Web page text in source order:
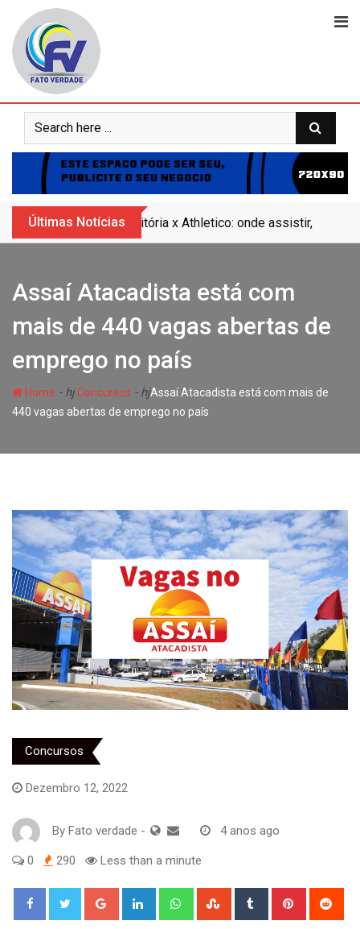
content
Últimas Notícias Vitória x Athletico: onde assistir,
Assaí Atacadista está com
mais de 440 vagas abertas de
emprego no país
Home - hjConcursos - hjAssaí Atacadista está com mais de
440 vagas abertas de emprego no país
Concursos
Dezembro 12, 2022
By Fato verdade - 4 anos ago
0 290 Less than a minute
Google+ LinkedIn WhatsappStumbleUpon
Tumblr Pinterest